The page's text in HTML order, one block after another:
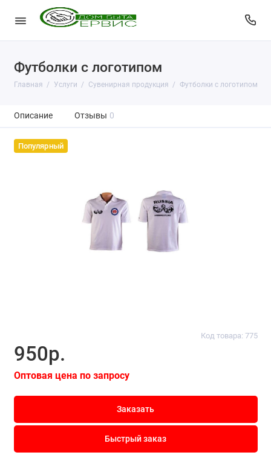
Футболки с логотипом
Главная Услуги Сувенирная продукция Футболки с логотипом
Описание Отзывы 0
Популярный
Код товара: 775
950р.
Оптовая цена по запросу
Заказать
Быстрый заказ